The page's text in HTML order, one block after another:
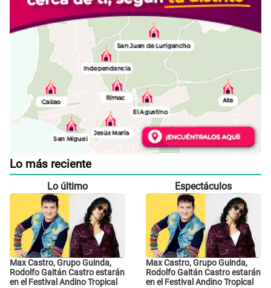
Lo más reciente
Lo último
Max Castro, Grupo Guinda,
Rodolfo Gaitán Castro estarán
en el Festival Andino Tropical
Espectáculos
Max Castro, Grupo Guinda,
Rodolfo Gaitán Castro estarán
en el Festival Andino Tropical